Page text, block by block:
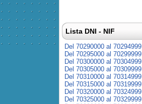
Lista DNI - NIF
Del 70290000 al 70294999
Del 70295000 al 70299999
Del 70300000 al 70304999
Del 70305000 al 70309999
Del 70310000 al 70314999
Del 70315000 al 70319999
Del 70320000 al 70324999
Del 70325000 al 70329999